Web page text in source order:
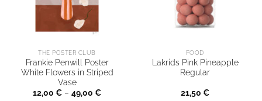
THE POSTER CLUB
Frankie Penwill Poster
White Flowers in Striped
Vase
12,00 € – 49,00 €
FOOD
Lakrids Pink Pineapple
Regular
21,50 €